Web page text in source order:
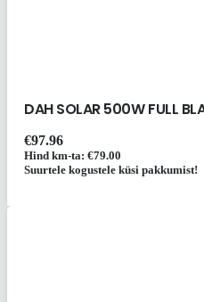
DAH SOLAR 500W FULL
€97.96
Hind km-ta:€79.00
Suurtele kogustele küsi pakkumist!